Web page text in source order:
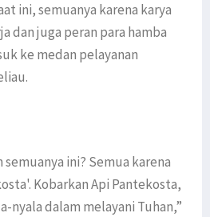
ini, semuanya karena karya
dan juga peran para hamba
ke medan pelayanan
semuanya ini? Semua karena
Kobarkan Api Pantekosta,
nyala dalam melayani Tuhan,”